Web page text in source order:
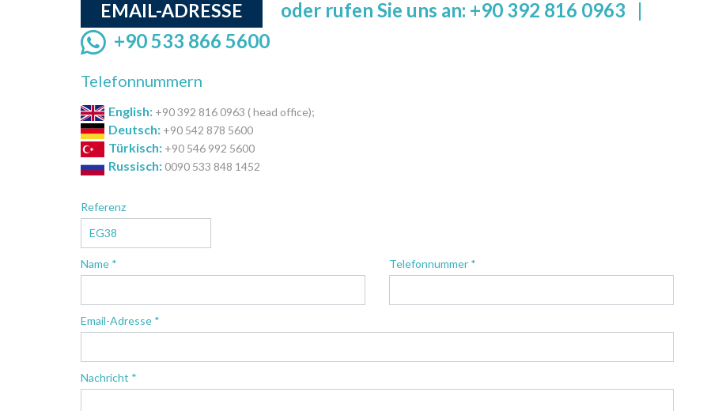
EMAIL-ADRESSE oder rufen Sie uns an: +90 392 816 0963 |
+90 533 866 5600
Telefonnummern
English: +90 392 816 0963 ( head office);
Deutsch: +90 542 878 5600
Türkisch: +90 546 992 5600
Russisch: 0090 533 848 1452
Referenz
Name * Telefonnummer *
Email-Adresse *
Nachricht *